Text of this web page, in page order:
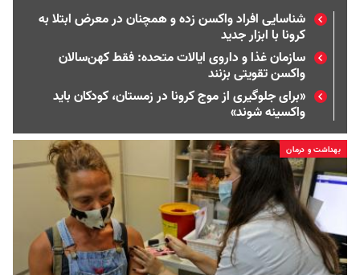
شناسایی افراد واکسن زده و همچنان در معرض ابتلا به
کرونا با ابزار جدید
سازمان غذا و داروی ایالات متحده: فقط کهن‌سالان
واکسن تقویتی بزنند
«برای جلوگیری از موج کرونا در زمستان، کودکان باید
واکسینه شوند»
بهداشت و درمان